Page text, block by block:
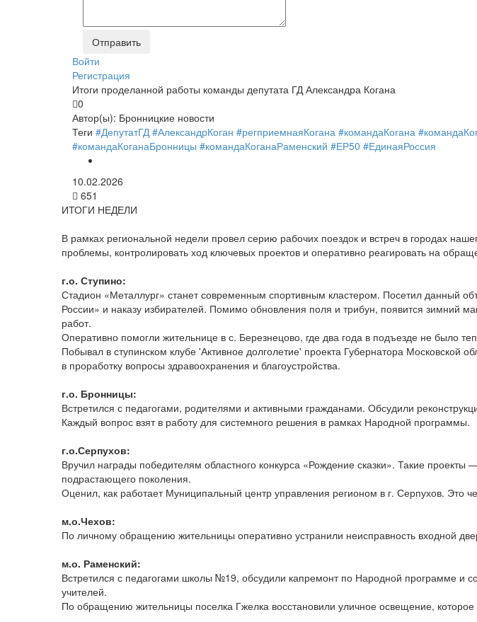
Войти
Регистрация
Итоги проделанной работы команды депутата ГД Александра Когана
0
Автор(ы): Бронницкие новости
Теги #ДепутатГД #АлександрКоган #регприемнаяКогана #командаКогана
#командаКоганаБронницы #командаКоганаРаменский #ЕР50 #ЕдинаяРоссия
10.02.2026
651
ИТОГИ НЕДЕЛИ
В рамках региональной недели провел серию рабочих поездок и встреч в городах
проблемы, контролировать ход ключевых проектов и оперативно реагировать на
г.о. Ступино:
Стадион «Металлург» станет современным спортивным кластером. Посетил данный
России» и наказу избирателей. Помимо обновления поля и трибун, появится зимний
работ.
Оперативно помогли жительнице в с. Березнецово, где два года в подъезде не было
Побывал в ступинском клубе 'Активное долголетие' проекта Губернатора
в проработку вопросы здравоохранения и благоустройства.
г.о. Бронницы:
Встретился с педагогами, родителями и активными гражданами. Обсудили
Каждый вопрос взят в работу для системного решения в рамках Народной программы.
г.о.Серпухов:
Вручил награды победителям областного конкурса «Рождение сказки». Такие
подрастающего поколения.
Оценил, как работает Муниципальный центр управления регионом в г. Серпухов. Это
м.о.Чехов:
По личному обращению жительницы оперативно устранили неисправность входной
м.о. Раменский:
Встретился с педагогами школы №19, обсудили капремонт по Народной программе и
учителей.
По обращению жительницы поселка Гжелка восстановили уличное освещение,